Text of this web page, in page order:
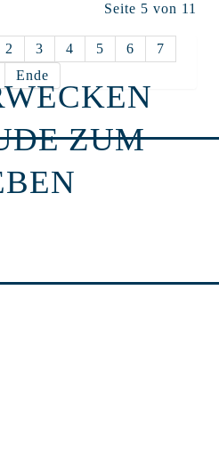
Seite 5 von 11
2 3 4 5 6
7
Ende
ZUM